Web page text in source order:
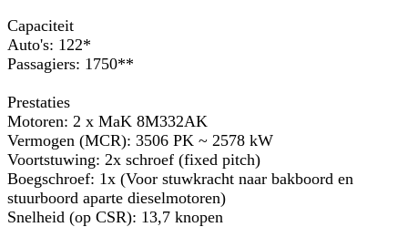
Capaciteit
Auto's: 122*
Passagiers: 1750**
Prestaties
Motoren: 2 x MaK 8M332AK
Vermogen (MCR): 3506 PK ~ 2578 kW
Voortstuwing: 2x schroef (fixed pitch)
Boegschroef: 1x (Voor stuwkracht naar bakboord en
stuurboord aparte dieselmotoren)
Snelheid (op CSR): 13,7 knopen